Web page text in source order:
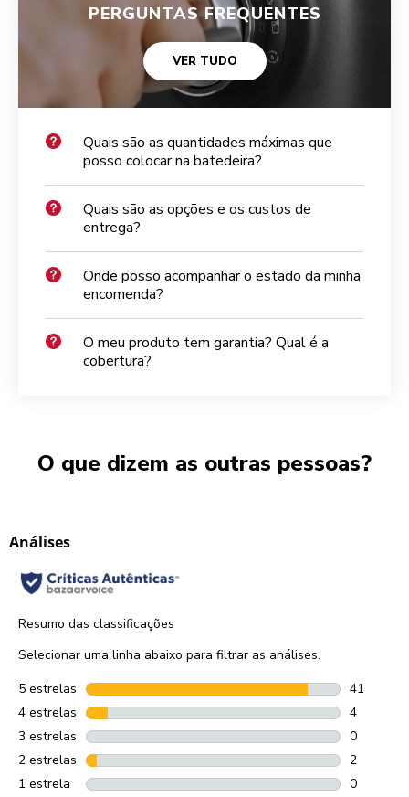
PERGUNTAS FREQUENTES
VER TUDO
Quais são as quantidades máximas que
posso colocar na batedeira?
Quais são as opções e os custos de
entrega?
Onde posso acompanhar o estado da minha
encomenda?
O meu produto tem garantia? Qual é a
cobertura?
O que dizem as outras pessoas?